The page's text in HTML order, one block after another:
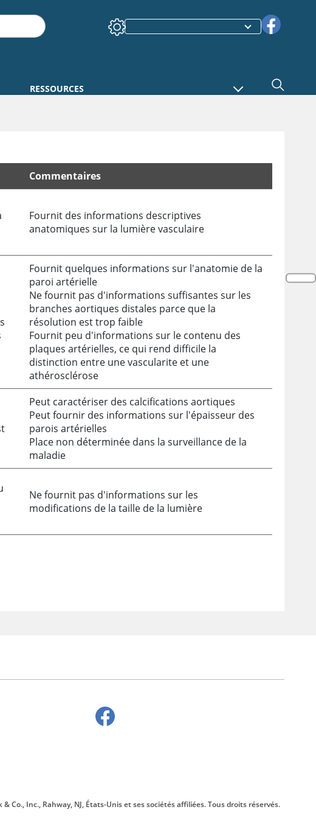
RESSOURCES
Commentaires
Fournit des informations descriptives
anatomiques sur la lumière vasculaire
Fournit quelques informations sur l'anatomie de la
paroi artérielle
Ne fournit pas d'informations suffisantes sur les
branches aortiques distales parce que la
résolution est trop faible
Fournit peu d'informations sur le contenu des
plaques artérielles, ce qui rend difficile la
distinction entre une vascularite et une
athérosclérose
Peut caractériser des calcifications aortiques
Peut fournir des informations sur l'épaisseur des
parois artérielles
Place non déterminée dans la surveillance de la
maladie
Ne fournit pas d'informations sur les
modifications de la taille de la lumière
& Co., Inc., Rahway, NJ, États-Unis et ses sociétés affiliées. Tous droits réservés.